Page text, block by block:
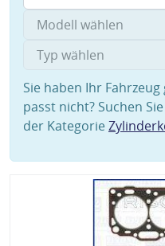
Sie haben Ihr
passt nicht? Suchen
der Kategorie